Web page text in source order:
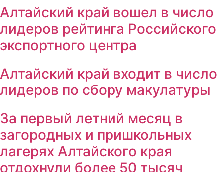
Алтайский край вошел в число
лидеров рейтинга Российского
экспортного центра
Алтайский край входит в число
лидеров по сбору макулатуры
За первый летний месяц в
загородных и пришкольных
лагерях Алтайского края
отдохнули более 50 тысяч